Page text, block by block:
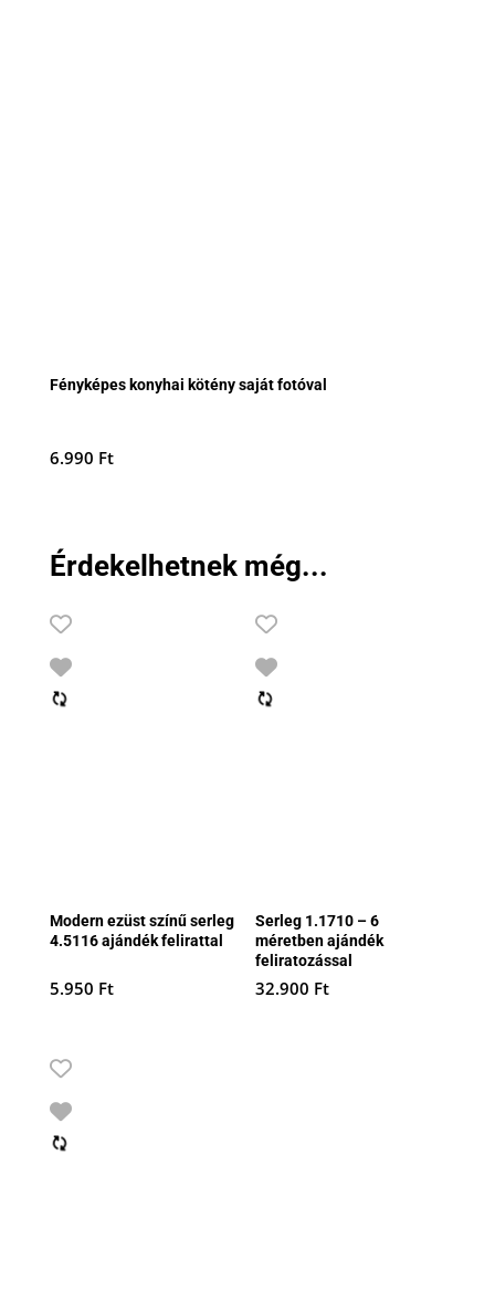
Fényképes konyhai kötény saját fotóval
6.990 Ft
Érdekelhetnek még...
Modern ezüst színű serleg
4.5116 ajándék felirattal
5.950 Ft
Serleg 1.1710 – 6
méretben ajándék
feliratozással
32.900 Ft